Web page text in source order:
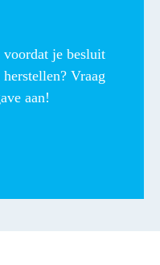
voordat je besluit
Vraag
aan!